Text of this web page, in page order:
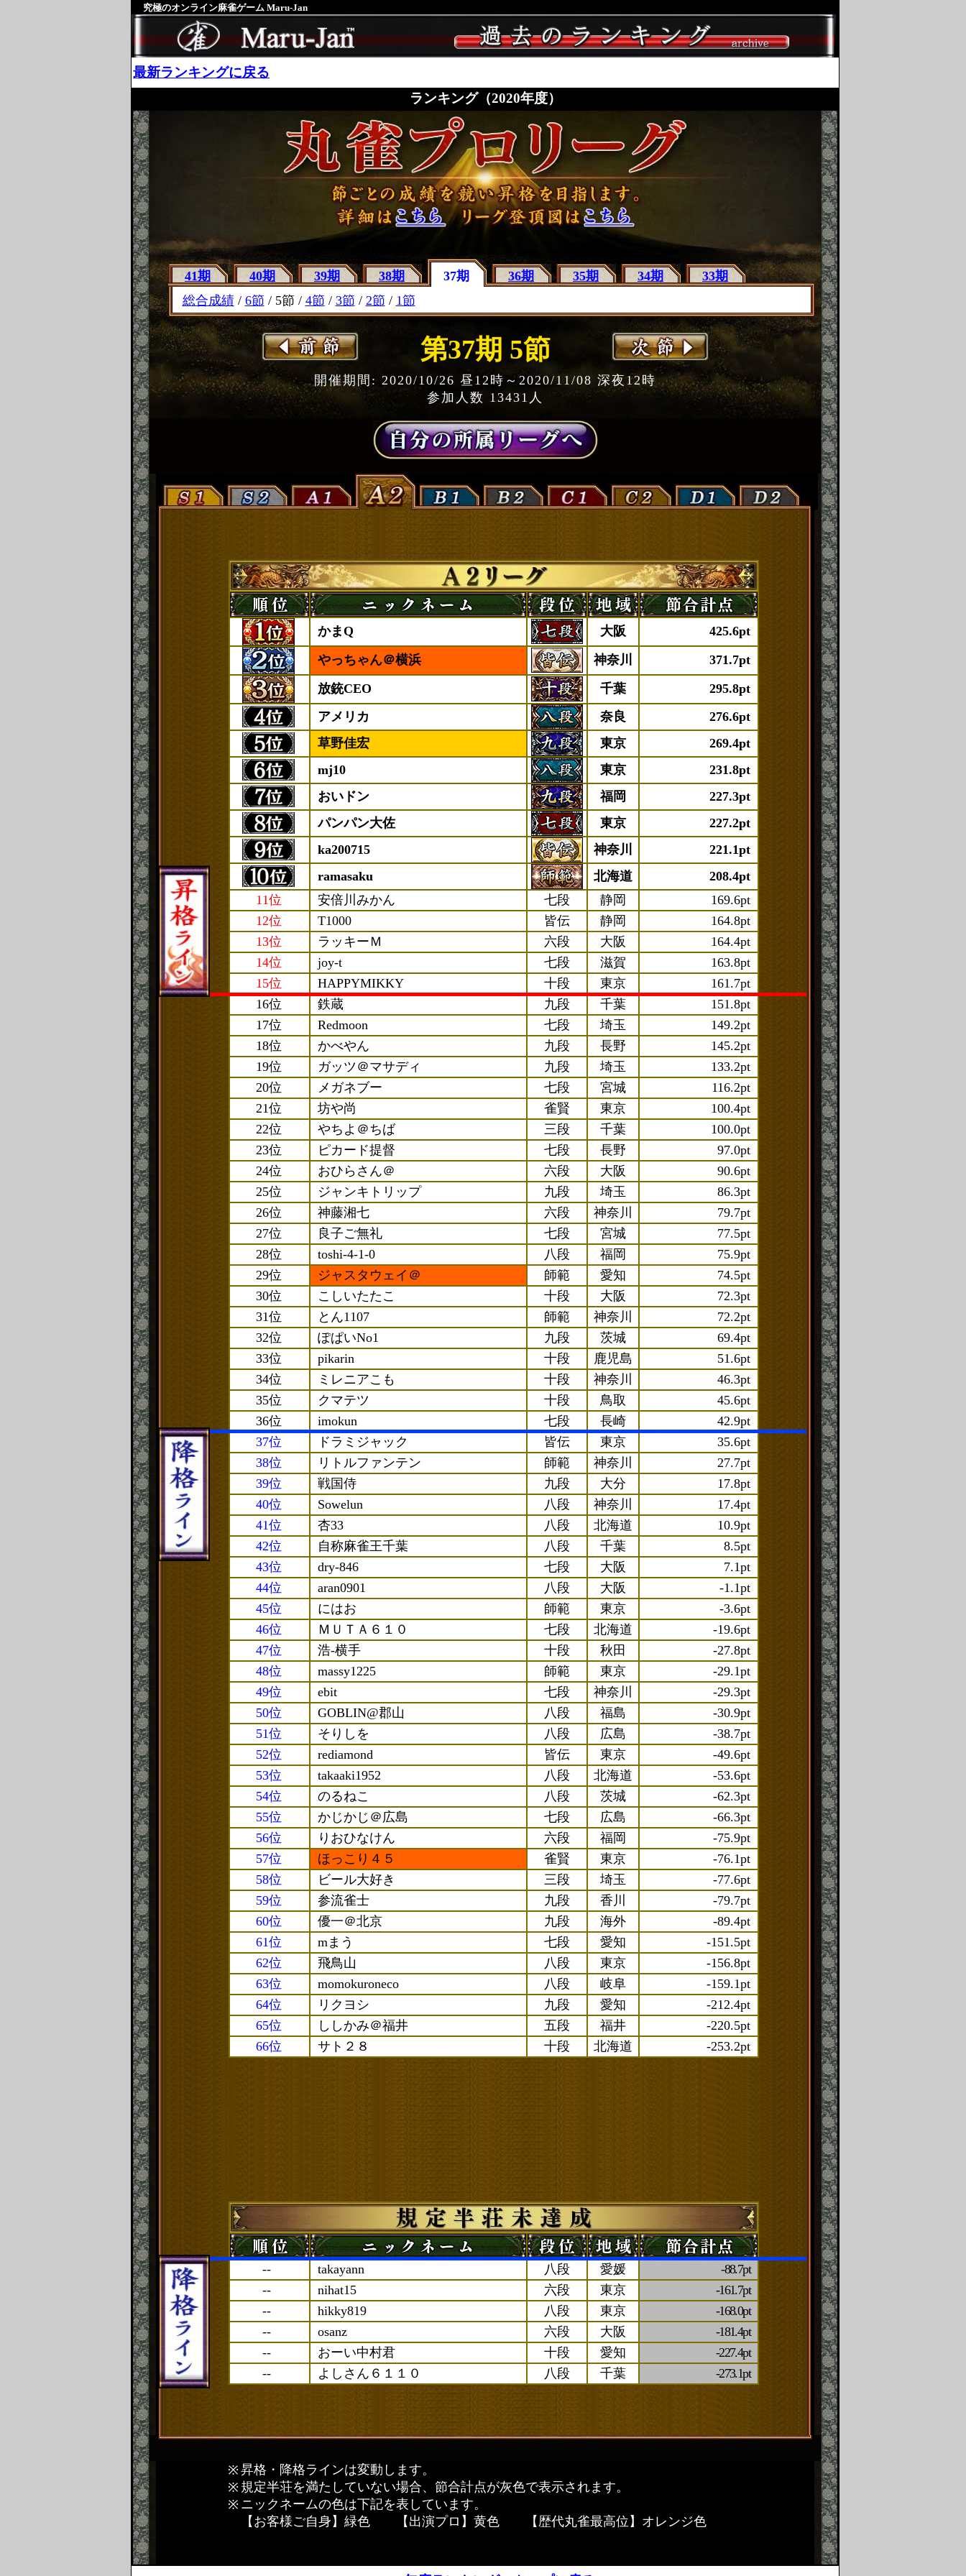
究極のオンライン麻雀ゲーム Maru-Jan
最新ランキングに戻る
ランキング（2020年度）
41期 40期 39期 38期 37期 36期 35期 34期
33期
総合成績/ 6節 / 5節 / 4節 / 3節 / 2節 / 1節
第37期 5節
開催期間: 2020/10/26 昼12時～2020/11/08 深夜12時
参加人数 13431人
かまQ 大阪
425.6pt
やっちゃん＠横浜
神奈川
371.7pt
放銃CEO
千葉
295.8pt
アメリカ
奈良
276.6pt
草野佳宏
東京
269.4pt
mj10
東京
231.8pt
おいドン
福岡
227.3pt
パンパン大佐
東京
227.2pt
ka200715
神奈川
221.1pt
ramasaku
北海道
208.4pt
11位
安倍川みかん 七段 静岡
169.6pt
12位
T1000 皆伝 静岡
164.8pt
13位
ラッキーＭ 六段 大阪
164.4pt
14位
joy-t 七段 滋賀
163.8pt
15位
HAPPYMIKKY 十段 東京
161.7pt
16位
鉄蔵 九段 千葉
151.8pt
17位
Redmoon 七段 埼玉
149.2pt
18位
かべやん 九段 長野
145.2pt
19位
ガッツ＠マサディ 九段 埼玉
133.2pt
20位
メガネブー 七段 宮城
116.2pt
21位
坊や尚 雀賢 東京
100.4pt
22位
やちよ＠ちば 三段 千葉
100.0pt
23位
ピカード提督 七段 長野
97.0pt
24位
おひらさん＠ 六段 大阪
90.6pt
25位
ジャンキトリップ 九段 埼玉
86.3pt
26位
神藤湘七 六段 神奈川
79.7pt
27位
良子ご無礼 七段 宮城
77.5pt
28位
toshi-4-1-0 八段 福岡
75.9pt
29位
ジャスタウェイ＠ 師範 愛知
74.5pt
30位
こしいたたこ 十段 大阪
72.3pt
31位
とん1107 師範 神奈川
72.2pt
32位
ぽぱいNo1 九段 茨城
69.4pt
33位
pikarin 十段 鹿児島
51.6pt
34位
ミレニアこも 十段 神奈川
46.3pt
35位
クマテツ 十段 鳥取
45.6pt
36位
imokun 七段 長崎
42.9pt
37位
ドラミジャック 皆伝 東京
35.6pt
38位
リトルファンテン 師範 神奈川
27.7pt
39位
戦国侍 九段 大分
17.8pt
40位
Sowelun 八段 神奈川
17.4pt
41位
杏33 八段 北海道
10.9pt
42位
自称麻雀王千葉 八段 千葉
8.5pt
43位
dry-846 七段 大阪
7.1pt
44位
aran0901 八段 大阪
-1.1pt
45位
にはお 師範 東京
-3.6pt
46位
ＭＵＴＡ６１０ 七段 北海道
-19.6pt
47位
浩-横手 十段 秋田
-27.8pt
48位
massy1225 師範 東京
-29.1pt
49位
ebit 七段 神奈川
-29.3pt
50位
GOBLIN@郡山 八段 福島
-30.9pt
51位
そりしを 八段 広島
-38.7pt
52位
rediamond 皆伝 東京
-49.6pt
53位
takaaki1952 八段 北海道
-53.6pt
54位
のるねこ 八段 茨城
-62.3pt
55位
かじかじ＠広島 七段 広島
-66.3pt
56位
りおひなけん 六段 福岡
-75.9pt
57位
ほっこり４５ 雀賢 東京
-76.1pt
58位
ビール大好き 三段 埼玉
-77.6pt
59位
参流雀士 九段 香川
-79.7pt
60位
優一＠北京 九段 海外
-89.4pt
61位
mまう 七段 愛知
-151.5pt
62位
飛鳥山 八段 東京
-156.8pt
63位
momokuroneco 八段 岐阜
-159.1pt
64位
リクヨシ 九段 愛知
-212.4pt
65位
ししかみ＠福井 五段 福井
-220.5pt
66位
サト２８ 十段 北海道 -253.2pt
-- takayann 八段 愛媛
-88.7pt
--
nihat15 六段 東京
-161.7pt
--
hikky819 八段 東京
-168.0pt
--
osanz 六段 大阪
-181.4pt
--
おーい中村君 十段 愛知
-227.4pt
--
よしさん６１１０ 八段 千葉 -273.1pt
昇格・降格ラインは変動します。
規定半荘を満たしていない場合、節合計点が灰色で表示されます。
ニックネームの色は下記を表しています。
【お客様ご自身】緑色 【出演プロ】黄色 【歴代丸雀最高位】オレンジ色